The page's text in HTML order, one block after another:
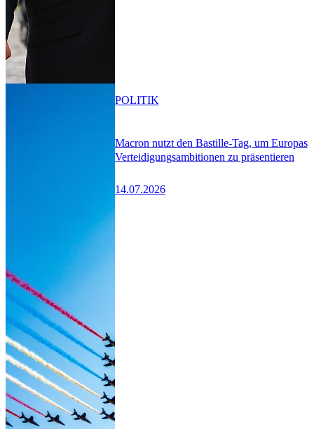
Macron nutzt den Bastille-Tag, um Europas
Verteidigungsambitionen zu präsentieren
14.07.2026
POLITIK